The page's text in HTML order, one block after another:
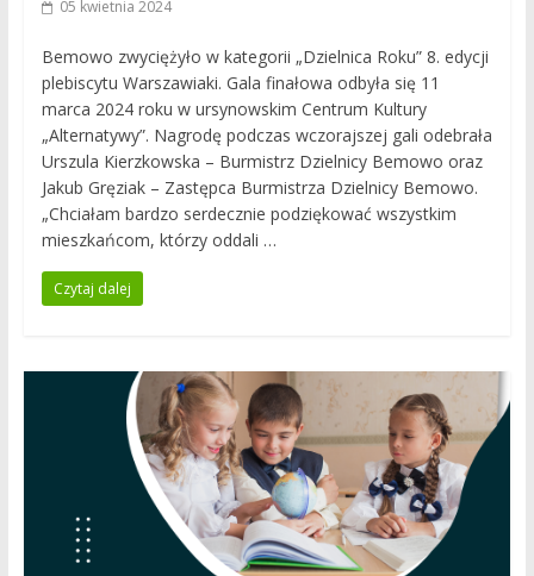
05 kwietnia 2024
Bemowo zwyciężyło w kategorii „Dzielnica Roku” 8. edycji
plebiscytu Warszawiaki. Gala finałowa odbyła się 11
marca 2024 roku w ursynowskim Centrum Kultury
„Alternatywy”. Nagrodę podczas wczorajszej gali odebrała
Urszula Kierzkowska – Burmistrz Dzielnicy Bemowo oraz
Jakub Gręziak – Zastępca Burmistrza Dzielnicy Bemowo.
„Chciałam bardzo serdecznie podziękować wszystkim
mieszkańcom, którzy oddali …
Czytaj dalej